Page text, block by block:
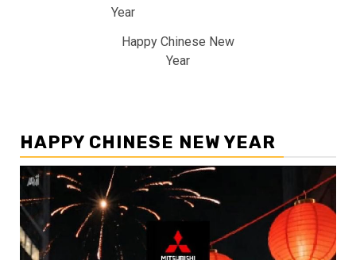
Happy Chinese New
Year
HAPPY CHINESE NEW YEAR
Pemutar